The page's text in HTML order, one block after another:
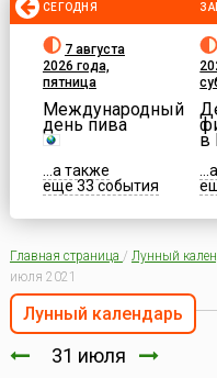
СЕГОДНЯ
7 августа
2026 года,
пятница
Международный
день пива
...а также
еще 33 события
в
Главная страница / Лунный
июля 2021
Лунный календарь
31 июля